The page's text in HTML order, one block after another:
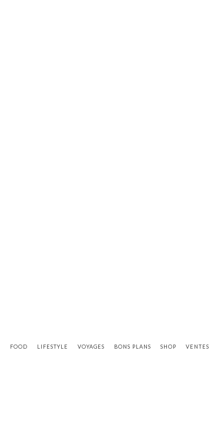
FOOD LIFESTYLE VOYAGES BONS PLANS SHOP VENTES